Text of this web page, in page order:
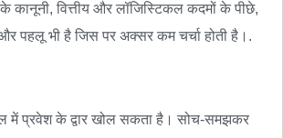
कानूनी, वित्तीय और लॉजिस्टिकल कदमों के पीछे,
पहलू भी है जिस पर अक्सर कम चर्चा होती है।.
में प्रवेश के द्वार खोल सकता है। सोच-समझकर